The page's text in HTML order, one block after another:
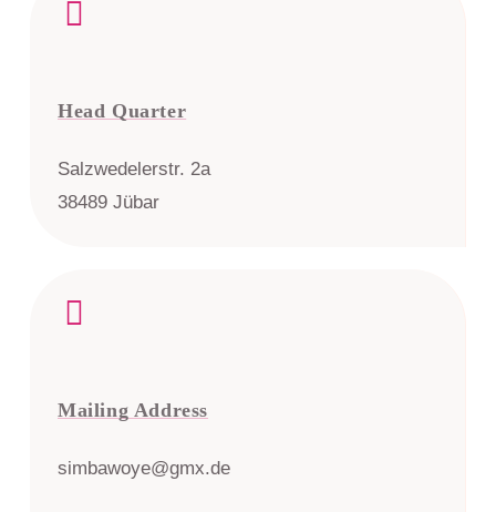
Head Quarter
Salzwedelerstr. 2a
38489 Jübar
Mailing Address
simbawoye@gmx.de